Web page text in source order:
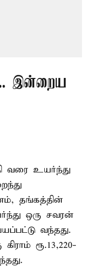
இன்றைய
வரை உயர்ந்து
தங்கத்தின்
ஒரு சவரன்
வந்தது.
ரூ.13,220-